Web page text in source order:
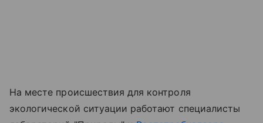
На месте происшествия для контроля
экологической ситуации работают специалисты